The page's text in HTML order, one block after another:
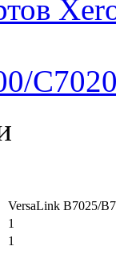
VersaLink B7025/
1
1